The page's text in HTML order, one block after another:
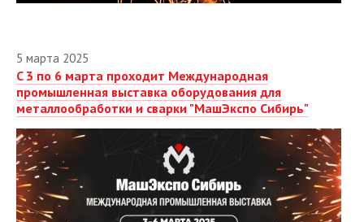
5 марта 2025
C 3 по 6 марта проходит Международная
промышленная выставка оборудования для
металлообработки и сварки "МашЭкспо Сибирь"